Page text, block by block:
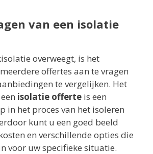
van een isolatie
overweegt, is het
offertes aan te vragen
te vergelijken. Het
isolatie offerte is een
in het proces van het isoleren
kunt u een goed beeld
en verschillende opties die
voor uw specifieke situatie.